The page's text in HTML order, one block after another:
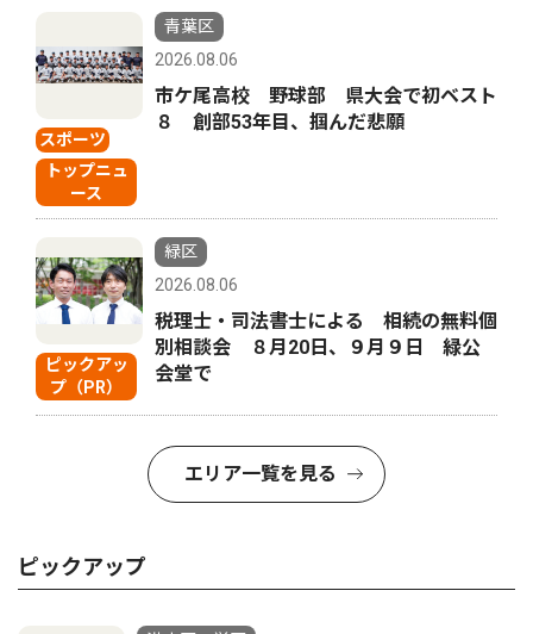
スポーツ
トップニュ
ース
青葉区
2026.08.06
市ケ尾高校 野球部 県大会で初ベスト
８ 創部53年目、掴んだ悲願
ピックアッ
プ（PR）
緑区
2026.08.06
税理士・司法書士による 相続の無料個
別相談会 ８月20日、９月９日 緑公
会堂で
エリア一覧を見る
ピックアップ